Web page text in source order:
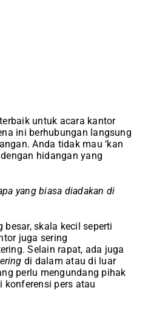
untuk acara kantor
ini berhubungan langsung
Anda tidak mau ‘kan
hidangan yang
yang biasa diadakan di
skala kecil seperti
juga sering
Selain rapat, ada juga
di dalam atau di luar
perlu mengundang pihak
konferensi pers atau